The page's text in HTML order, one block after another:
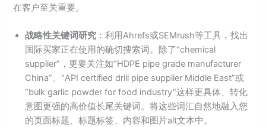
在客户至关重要。
战略性关键词研究 ：利用Ahrefs或SEMrush等工具，找出
国际买家正在使用的确切搜索词。除了“chemical
supplier”，更要关注如“HDPE pipe grade manufacturer
China”、“API certified drill pipe supplier Middle East”或
“bulk garlic powder for food industry”这样更具体、转化
意图更强的高价值长尾关键词。将这些词汇自然地融入您
的页面标题、标题标签、内容和图片alt文本中。